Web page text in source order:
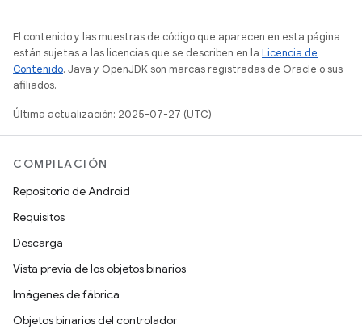
El contenido y las muestras de código que aparecen en esta página
están sujetas a las licencias que se describen en la Licencia de
Contenido. Java y OpenJDK son marcas registradas de Oracle o sus
afiliados.
Última actualización: 2025-07-27 (UTC)
COMPILACIÓN
Repositorio de Android
Requisitos
Descarga
Vista previa de los objetos binarios
Imágenes de fábrica
Objetos binarios del controlador